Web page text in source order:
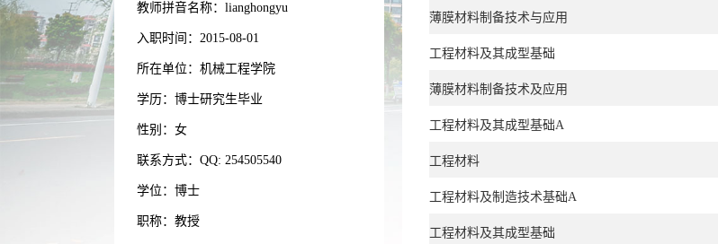
教师拼音名称：lianghongyu
入职时间：2015-08-01
所在单位：机械工程学院
学历：博士研究生毕业
性别：女
联系方式：QQ: 254505540
学位：博士
职称：教授
薄膜材料制备技术与应用
工程材料及其成型基础
薄膜材料制备技术及应用
工程材料及其成型基础A
工程材料
工程材料及制造技术基础A
工程材料及其成型基础